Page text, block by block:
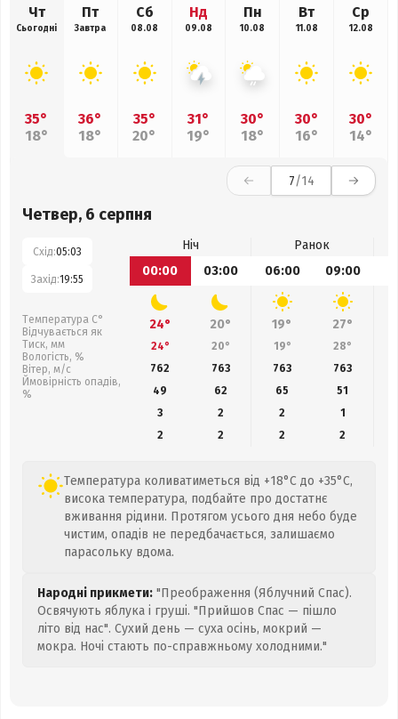
Чт
Сьогодні
35°
18°
Пт
Завтра
36°
18°
Сб
08.08
35°
20°
Нд
09.08
31°
19°
Пн
10.08
30°
18°
Вт
11.08
30°
16°
Ср
12.08
30°
14°
7/14
Четвер, 6 серпня
Схід:05:03
Захід:19:55
Температура С°
Відчувається як
Тиск, мм
Вологість, %
Вітер, м/с
Ймовірність опадів,
%
Ніч
Ранок
00:00
03:00 06:00 09:00
24° 20° 19° 27°
24° 20° 19° 28°
762
763 763 763
49
62 65 51
3
2 2
1
2
2 2 2
Температура коливатиметься від +18°C до +35°C,
висока температура, подбайте про достатнє
вживання рідини. Протягом усього дня небо буде
чистим, опадів не передбачається, залишаємо
парасольку вдома.
Народні прикмети: "Преображення (Яблучний Спас).
Освячують яблука і груші. "Прийшов Спас — пішло
літо від нас". Сухий день — суха осінь, мокрий —
мокра. Ночі стають по-справжньому холодними."